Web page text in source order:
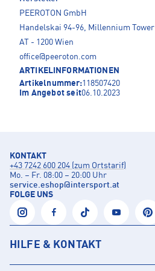
PEEROTON GmbH
Handelskai 94-96, Millennium Tower
AT - 1200 Wien
office@peeroton.com
ARTIKELINFORMATIONEN
Artikelnummer:118507420
Im Angebot seit06.10.2023
KONTAKT
+43 7242 600 204 (zum Ortstarif)
Mo. – Fr. 08:00 – 20:00 Uhr
service.eshop@intersport.at
FOLGE UNS
HILFE & KONTAKT